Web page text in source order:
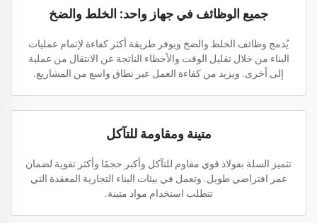
جميع الوظائف في جهاز واحد: الخلط والضخ
يُدمج وظائف الخلط والضخ ويوفر طريقة أكثر كفاءة لإتمام عمليات
البناء من خلال تقليل الوقت والأخطاء الناتجة عن الانتقال من عملية
إلى أخرى. ويزيد من كفاءة العمل عبر نطاق واسع من المشاريع.
متينة ومقاومة للتآكل
تتميز السلة بفولاذ قوي مقاوم للتآكل وأكبر حجمًا وأكثر تقوية لضمان
عمر افتراضي طويل. وتعمل في بيئات البناء التجارية المعقدة التي
تتطلب استخدام مواد متينة.